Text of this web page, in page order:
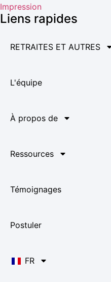
Impression
Liens rapides
RETRAITES ET AUTRES
L'équipe
À propos de
Ressources
Témoignages
Postuler
FR